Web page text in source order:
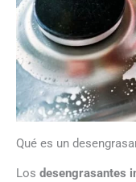
Qué es un
Los desengrasantes